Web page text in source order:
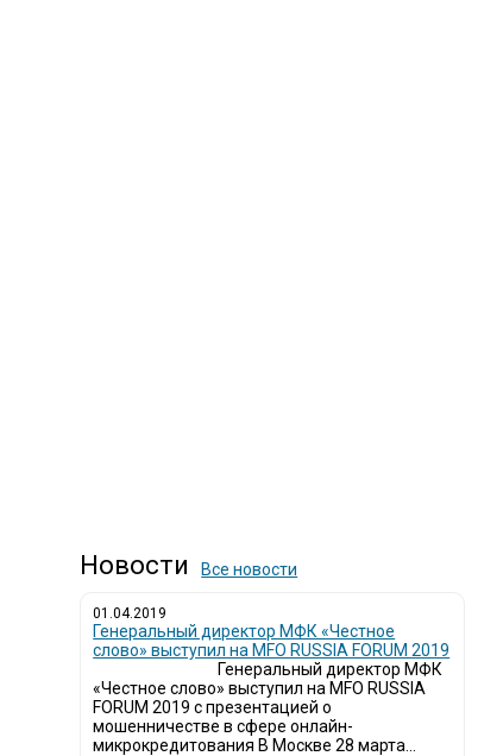
Новости Все новости
01.04.2019
Генеральный директор МФК «Честное
слово» выступил на MFO RUSSIA FORUM 2019
Генеральный директор МФК
«Честное слово» выступил на MFO RUSSIA
FORUM 2019 с презентацией о
мошенничестве в сфере онлайн-
микрокредитования В Москве 28 марта...